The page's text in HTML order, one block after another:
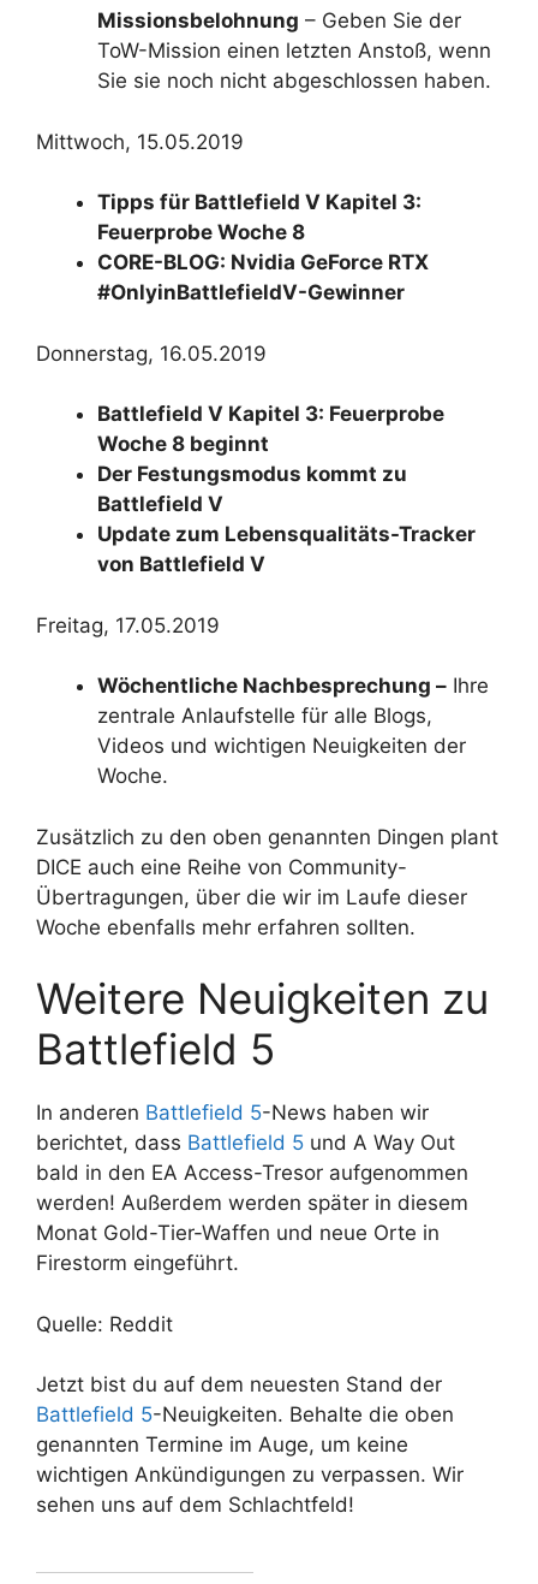
Missionsbelohnung – Geben Sie der
ToW-Mission einen letzten Anstoß, wenn
Sie sie noch nicht abgeschlossen haben.
Mittwoch, 15.05.2019
Tipps für Battlefield V Kapitel 3:
Feuerprobe Woche 8
CORE-BLOG: Nvidia GeForce RTX
#OnlyinBattlefieldV-Gewinner
Donnerstag, 16.05.2019
Battlefield V Kapitel 3: Feuerprobe
Woche 8 beginnt
Der Festungsmodus kommt zu
Battlefield V
Update zum Lebensqualitäts-Tracker
von Battlefield V
Freitag, 17.05.2019
Wöchentliche Nachbesprechung – Ihre
zentrale Anlaufstelle für alle Blogs,
Videos und wichtigen Neuigkeiten der
Woche.
Zusätzlich zu den oben genannten Dingen plant
DICE auch eine Reihe von Community-
Übertragungen, über die wir im Laufe dieser
Woche ebenfalls mehr erfahren sollten.
Weitere Neuigkeiten zu
Battlefield 5
In anderen Battlefield 5-News haben wir
berichtet, dass Battlefield 5 und A Way Out
bald in den EA Access-Tresor aufgenommen
werden! Außerdem werden später in diesem
Monat Gold-Tier-Waffen und neue Orte in
Firestorm eingeführt.
Quelle: Reddit
Jetzt bist du auf dem neuesten Stand der
Battlefield 5-Neuigkeiten. Behalte die oben
genannten Termine im Auge, um keine
wichtigen Ankündigungen zu verpassen. Wir
sehen uns auf dem Schlachtfeld!